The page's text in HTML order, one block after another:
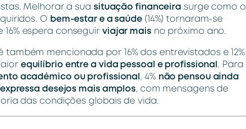
Melhorar a sua situação financeira surge como o
O bem-estar e a saúde(14%) tornaram-se
espera conseguir viajar maisno próximo ano.
também mencionada por 16% dos entrevistados e 12%
equilíbrio entre a vida pessoal e profissional . Para
académico ou profissional , 4% não pensou ainda
expressa desejos mais amplos, com mensagens de
das condições globais de vida.